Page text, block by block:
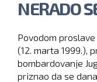
NERADO
Povodom proslave
(12. marta 1999.),
bombardovanje
priznao da se